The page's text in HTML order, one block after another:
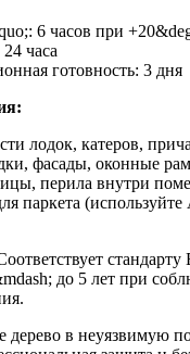
6 часов при
часа
готовность: 3 дня
лодок, катеров,
фасады, оконные
перила внутри
паркета
до 5 лет при
дерево в неуязвимую